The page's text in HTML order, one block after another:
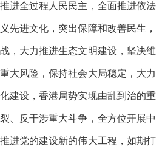
进全过程人民民主，全面推进依法
先进文化，突出保障和改善民生，
，大力推进生态文明建设，坚决维
大风险，保持社会大局稳定，大力
建设，香港局势实现由乱到治的重
、反干涉重大斗争，全方位开展中
进党的建设新的伟大工程，如期打